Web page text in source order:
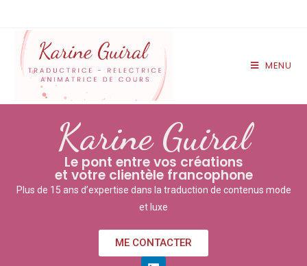
MENU
Karine Guiral
Le pont entre vos créations
et votre clientèle francophone
Plus de 15 ans d’expertise dans la traduction de contenus mode
et luxe
ME CONTACTER